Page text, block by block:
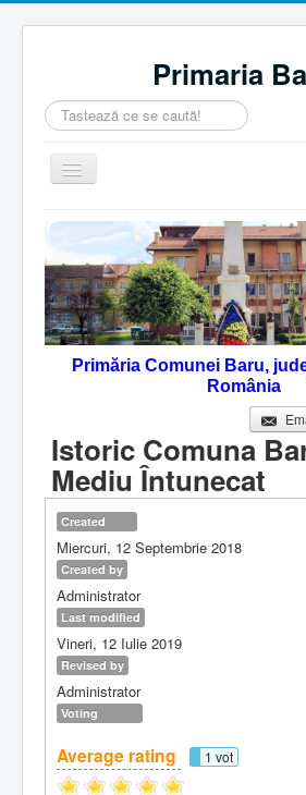
Primaria
Căutare
...
Comută
navigarea
Home
Despre noi
Noutăţi
Contact
Servicii Online
Primăria Comunei Baru,
România
Istoric Comuna
Mediu Întunecat
Created
Miercuri, 12 Septembrie 2018
Created by
Administrator
Last modified
Vineri, 12 Iulie 2019
Revised by
Administrator
Voting
Average rating 1 vot